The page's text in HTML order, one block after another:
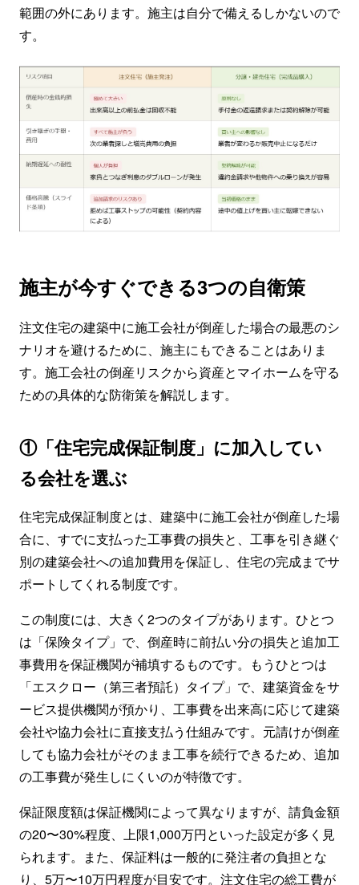
範囲の外にあります。施主は自分で備えるしかないので
す。
施主が今すぐできる3つの自衛策
注文住宅の建築中に施工会社が倒産した場合の最悪のシ
ナリオを避けるために、施主にもできることはありま
す。施工会社の倒産リスクから資産とマイホームを守る
ための具体的な防衛策を解説します。
①「住宅完成保証制度」に加入してい
る会社を選ぶ
住宅完成保証制度とは、建築中に施工会社が倒産した場
合に、すでに支払った工事費の損失と、工事を引き継ぐ
別の建築会社への追加費用を保証し、住宅の完成までサ
ポートしてくれる制度です。
この制度には、大きく2つのタイプがあります。ひとつ
は「保険タイプ」で、倒産時に前払い分の損失と追加工
事費用を保証機関が補填するものです。もうひとつは
「エスクロー（第三者預託）タイプ」で、建築資金をサ
ービス提供機関が預かり、工事費を出来高に応じて建築
会社や協力会社に直接支払う仕組みです。元請けが倒産
しても協力会社がそのまま工事を続行できるため、追加
の工事費が発生しにくいのが特徴です。
保証限度額は保証機関によって異なりますが、請負金額
の20〜30%程度、上限1,000万円といった設定が多く見
られます。また、保証料は一般的に発注者の負担とな
り、5万〜10万円程度が目安です。注文住宅の総工費が